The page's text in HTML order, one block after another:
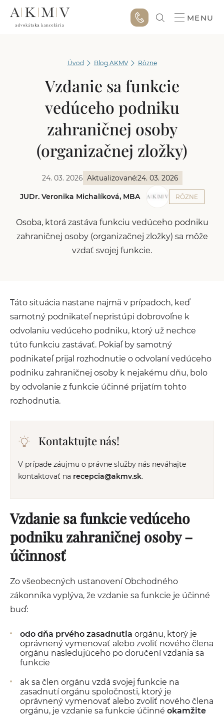
MENU
Úvod Blog AKMV Rôzne
Vzdanie sa funkcie
vedúceho podniku
zahraničnej osoby
(organizačnej zložky)
24. 03. 2026 Aktualizované:24. 03. 2026
JUDr. Veronika Michalíková, MBA RÔZNE
Osoba, ktorá zastáva funkciu vedúceho podniku
zahraničnej osoby (organizačnej zložky) sa môže
vzdať svojej funkcie.
Táto situácia nastane najmä v prípadoch, keď
samotný podnikateľ nepristúpi dobrovoľne k
odvolaniu vedúceho podniku, ktorý už nechce
túto funkciu zastávať. Pokiaľ by samotný
podnikateľ prijal rozhodnutie o odvolaní vedúceho
podniku zahraničnej osoby k nejakému dňu, bolo
by odvolanie z funkcie účinné prijatím tohto
rozhodnutia.
Kontaktujte nás!
V prípade záujmu o právne služby nás neváhajte
kontaktovať na recepcia@akmv.sk.
Vzdanie sa funkcie vedúceho
podniku zahraničnej osoby –
účinnosť
Zo všeobecných ustanovení Obchodného
zákonníka vyplýva, že vzdanie sa funkcie je účinné
buď:
odo dňa prvého zasadnutia orgánu, ktorý je
oprávnený vymenovať alebo zvoliť nového člena
orgánu nasledujúceho po doručení vzdania sa
funkcie
ak sa člen orgánu vzdá svojej funkcie na
zasadnutí orgánu spoločnosti, ktorý je
oprávnený vymenovať alebo zvoliť nového člena
orgánu, je vzdanie sa funkcie účinné okamžite